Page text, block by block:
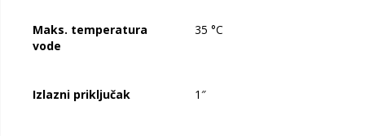
Maks. temperatura
vode
35 °C
Izlazni priključak 1″